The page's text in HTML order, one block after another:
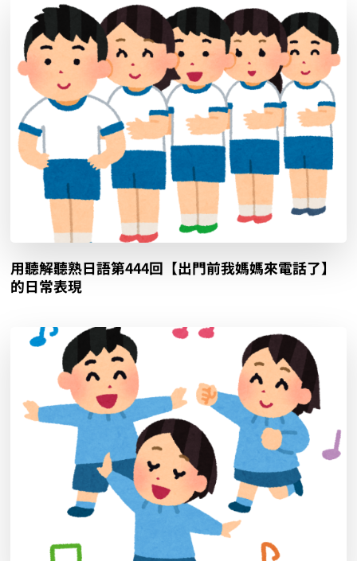
用聽解聽熟日語第444回【出門前我媽媽來電話了】
的日常表現